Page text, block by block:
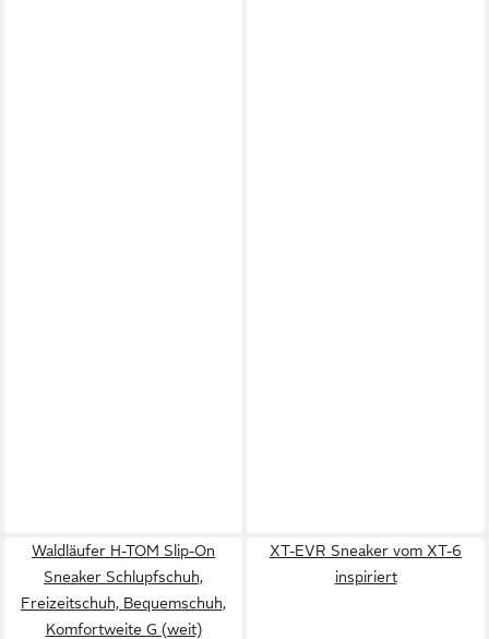
Waldläufer H-TOM Slip-On
Sneaker Schlupfschuh,
Freizeitschuh, Bequemschuh,
Komfortweite G (weit)
XT-EVR Sneaker vom XT-6
inspiriert